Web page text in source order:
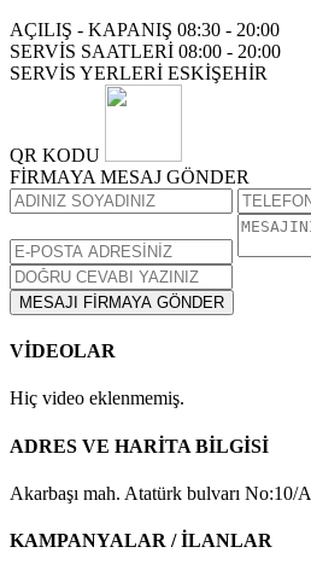
AÇILIŞ - KAPANIŞ 08:30 - 20:00
SERVİS SAATLERİ 08:00 - 20:00
SERVİS YERLERİ ESKİŞEHİR
QR KODU
FİRMAYA MESAJ GÖNDER
MESAJI FİRMAYA GÖNDER
VİDEOLAR
Hiç video eklenmemiş.
ADRES VE HARİTA BİLGİSİ
Akarbaşı mah. Atatürk bulvarı No:10/A
KAMPANYALAR / İLANLAR